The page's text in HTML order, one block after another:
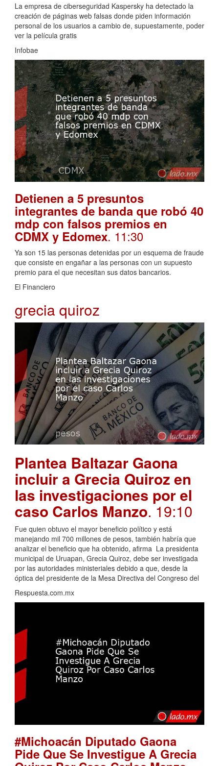
La empresa de ciberseguridad Kaspersky ha detectado la
creación de páginas web falsas donde piden información
personal de los usuarios a cambio de, supuestamente, poder
ver la película gratis
Infobae
Detienen a 5 presuntos
integrantes de banda que robó 40
mdp con falsos premios en
CDMX y Edomex. 11:30
Ya son 15 las personas detenidas por un esquema de fraude
que consiste en engañar a las personas con un supuesto
premio para el que necesitan sus datos bancarios.
El Financiero
grecia quiroz
Plantea Baltazar Gaona
incluir a Grecia Quiroz en
las investigaciones por el
caso Carlos Manzo. 19:10
Fue quien obtuvo el mayor beneficio político y está
manejando mil 700 millones de pesos, también habría que
analizar el beneficio que ha obtenido, afirma La presidenta
municipal de Uruapan, Grecia Quiroz, debe ser investigada
por las autoridades ministeriales debido a que, desde la
óptica del presidente de la Mesa Directiva del Congreso del
Respuesta.com.mx
#Michoacán Diputado Gaona
Pide Que Se Investigue A Grecia